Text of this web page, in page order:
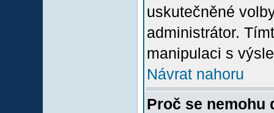
uskutečněné
administrátor.
manipulaci s
Návrat nahoru
Proč se nemohu